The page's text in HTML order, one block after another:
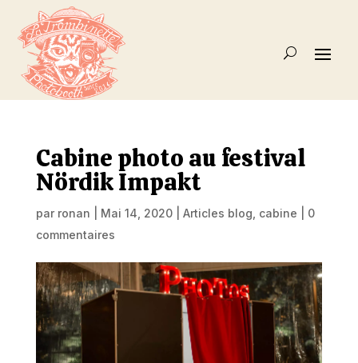
Cabine photo au festival
Nördik Impakt
par ronan Mai 14, 2020| Articles blog cabine
0
commentaires